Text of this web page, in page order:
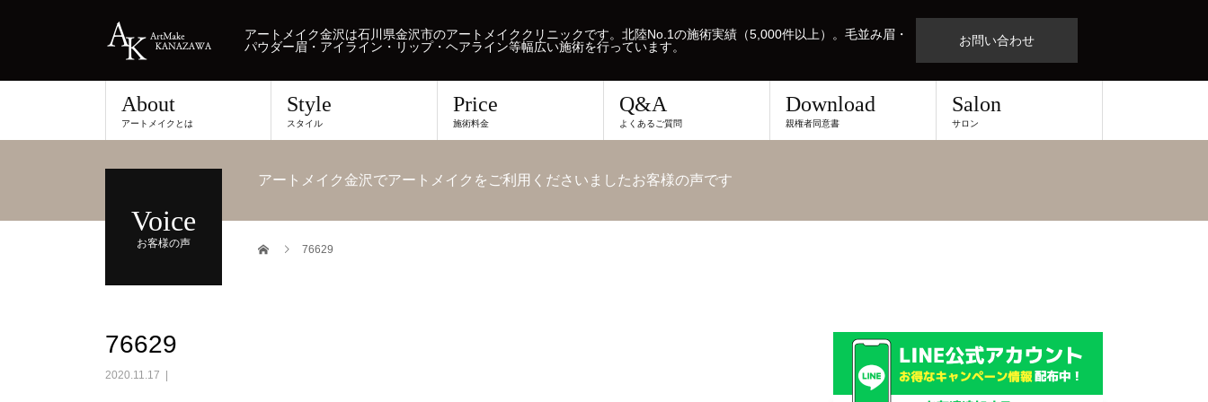
アートメイク金沢は石川県金沢市のアートメイククリニックです。北陸No.1の施術実績（5,000件以上）。毛並み眉・
パウダー眉・アイライン・リップ・ヘアライン等幅広い施術を行っています。
お問い合わせ
About
アートメイクとは
Style
スタイル
Price
施術料金
Q&A
よくあるご質問
Download
親権者同意書
Salon
サロン
Voice
お客様の声
アートメイク金沢でアートメイクをご利用くださいましたお客様の声です
76629
76629
2020.11.17